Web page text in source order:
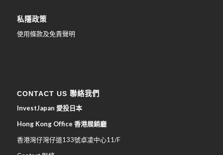
私隱政策
使用條款及免責聲明
CONTACT US 聯絡我們
InvestJapan 愛投日本
Hong Kong Office 香港展銷廳
香港灣仔灣仔道133號卓凌中心11/F